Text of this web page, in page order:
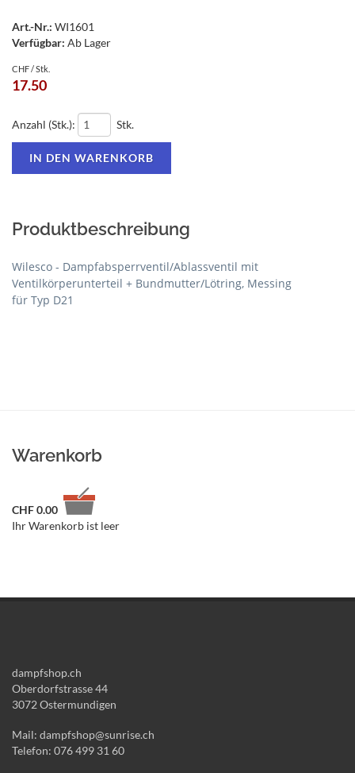
Art.-Nr.: WI1601
Verfügbar: Ab Lager
CHF / Stk.
17.50
Anzahl (Stk.): Stk.
Produktbeschreibung
Wilesco - Dampfabsperrventil/Ablassventil mit
Ventilkörperunterteil + Bundmutter/Lötring, Messing
für Typ D21
Warenkorb
CHF0.00
Ihr Warenkorb ist leer
dampfshop.ch
Oberdorfstrasse 44
3072 Ostermundigen
Mail: dampfshop@sunrise.ch
Telefon: 076 499 31 60